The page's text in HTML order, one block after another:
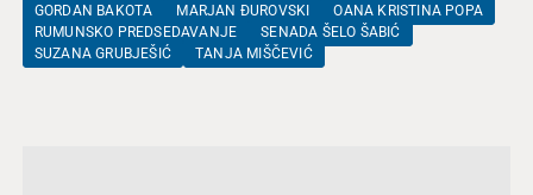
GORDAN BAKOTA
MARJAN ĐUROVSKI
OANA KRISTINA POPA
RUMUNSKO PREDSEDAVANJE
SENADA ŠELO ŠABIĆ
SUZANA GRUBJEŠIĆ
TANJA MIŠČEVIĆ